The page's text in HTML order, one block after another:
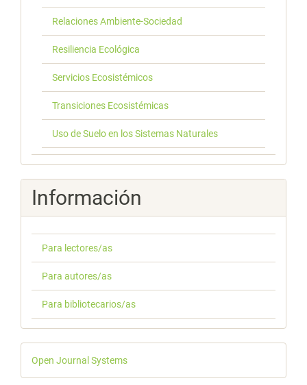
Relaciones Ambiente-Sociedad
Resiliencia Ecológica
Servicios Ecosistémicos
Transiciones Ecosistémicas
Uso de Suelo en los Sistemas Naturales
Información
Para lectores/as
Para autores/as
Para bibliotecarios/as
Desarrollado
por
Open Journal Systems